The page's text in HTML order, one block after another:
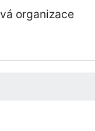
organizace